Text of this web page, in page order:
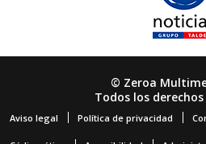
© Zeroa
Todos los
Aviso legal Política de privacidad